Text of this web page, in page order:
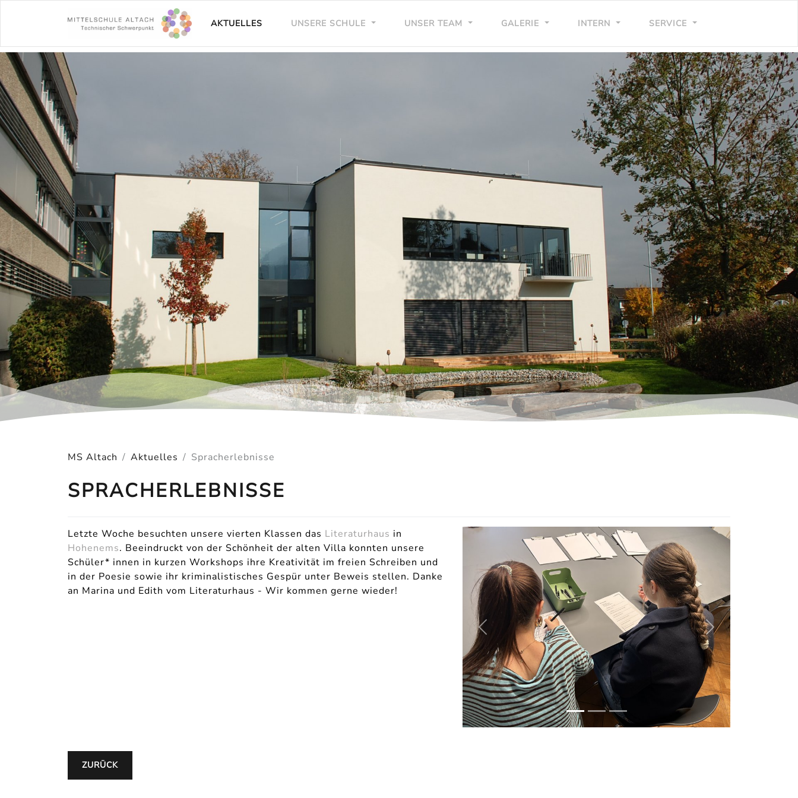
AKTUELLES UNSERE SCHULE UNSER TEAM GALERIE INTERN SERVICE
MS Altach Aktuelles Spracherlebnisse
SPRACHERLEBNISSE
Letzte Woche besuchten unsere vierten Klassen das Literaturhaus in
Hohenems. Beeindruckt von der Schönheit der alten Villa konnten unsere
Schüler* innen in kurzen Workshops ihre Kreativität im freien Schreiben und
in der Poesie sowie ihr kriminalistisches Gespür unter Beweis stellen. Danke
an Marina und Edith vom Literaturhaus - Wir kommen gerne wieder!
zurück weiter
ZURÜCK